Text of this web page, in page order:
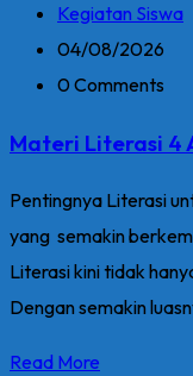
Kegiatan Siswa
04/08/2026
0 Comments
Materi Literasi 4
Pentingnya Literasi
yang semakin
Literasi kini tidak
Dengan semakin
Read More